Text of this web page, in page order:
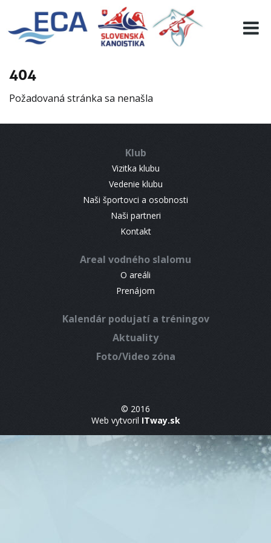
404
Požadovaná stránka sa nenašla
Klub
Vizitka klubu
Vedenie klubu
Naši športovci a osobnosti
Naši partneri
Kontakt
Areal vodného slalomu
O areáli
Prenájom
Kalendár podujatí a tréningov
Aktuality
Foto/Video zóna
© 2016
Web vytvoril ITway.sk
EURO 19
INFO
RESULTS
CONTACT